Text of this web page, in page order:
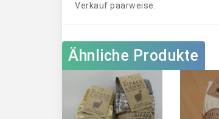
Verkauf paarweise.
Ähnliche Produkte